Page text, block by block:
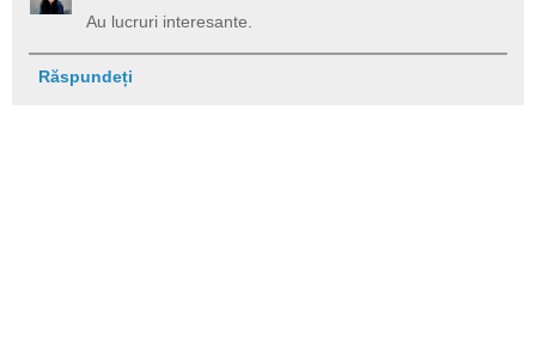
Au lucruri interesante.
Răspundeți